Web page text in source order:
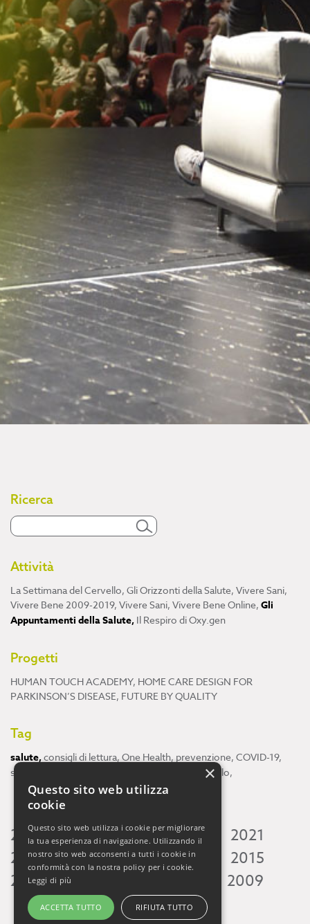
Ricerca
Attività
La Settimana del Cervello, Gli Orizzonti della Salute, Vivere Sani,
Vivere Bene 2009-2019, Vivere Sani, Vivere Bene Online, Gli
Appuntamenti della Salute, Il Respiro di Oxy.gen
Progetti
HUMAN TOUCH ACADEMY, HOME CARE DESIGN FOR
PARKINSON’S DISEASE, FUTURE BY QUALITY
Tag
salute,consigli di lettura, One Health, prevenzione, COVID-19,
scienza
cervello,
2026 2025 2024 2023 2022
2021
2020 2019 2018 2017 2016
2015
2014 2013 2009
×
Questo sito web utilizza
cookie
Questo sito web utilizza i cookie per migliorare
la tua esperienza di navigazione. Utilizzando il
nostro sito web acconsenti a tutti i cookie in
conformità con la nostra policy per i cookie.
Leggi di più
ACCETTA TUTTO RIFIUTA TUTTO